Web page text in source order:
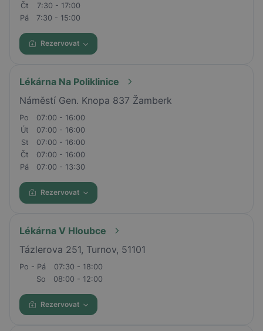
Čt
7:30 - 17:00
Pá
7:30 - 15:00
Rezervovat
Lékárna Na Poliklinice
Náměstí Gen. Knopa 837 Žamberk
Po
07:00 - 16:00
Út
07:00 - 16:00
St
07:00 - 16:00
Čt
07:00 - 16:00
Pá
07:00 - 13:30
Rezervovat
Lékárna V Hloubce
Tázlerova 251, Turnov, 51101
Po - Pá
07:30 - 18:00
So
08:00 - 12:00
Rezervovat